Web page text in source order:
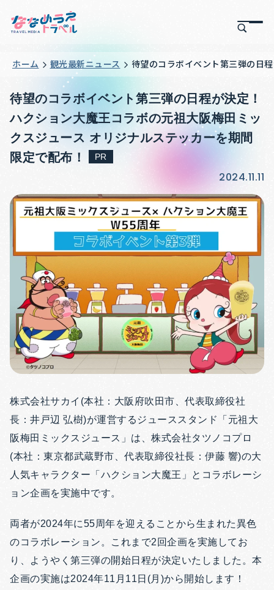
ホーム 観光最新ニュース 待望のコラボイベント第三弾の日
待望のコラボイベント第三弾の日程が決定！
ハクション大魔王コラボの元祖大阪梅田ミッ
クスジュース オリジナルステッカーを期間
限定で配布！
PR
2024.11.11
株式会社サカイ(本社：大阪府吹田市、代表取締役社
長：井戸辺 弘樹)が運営するジューススタンド「元祖大
阪梅田ミックスジュース」は、株式会社タツノコプロ
(本社：東京都武蔵野市、代表取締役社長：伊藤 響)の大
人気キャラクター「ハクション大魔王」とコラボレーシ
ョン企画を実施中です。
両者が2024年に55周年を迎えることから生まれた異色
のコラボレーション。これまで2回企画を実施してお
り、ようやく第三弾の開始日程が決定いたしました。本
企画の実施は2024年11月11日(月)から開始します！